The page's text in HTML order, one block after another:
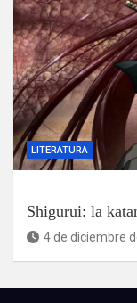
LITERATURA
Shigurui: la
4 de diciembre